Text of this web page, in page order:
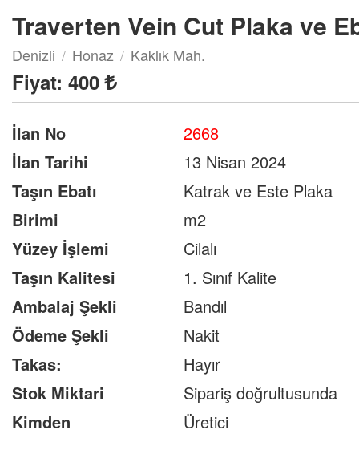
Traverten Vein Cut Plaka ve
Denizli Honaz Kaklık Mah.
Fiyat: 400
İlan No
2668
İlan Tarihi
13 Nisan 2024
Taşın Ebatı
Katrak ve Este Plaka
Birimi
m2
Yüzey İşlemi
Cilalı
Taşın Kalitesi
1. Sınıf Kalite
Ambalaj Şekli
Bandıl
Ödeme Şekli
Nakit
Takas:
Hayır
Stok Miktari
Sipariş doğrultusunda
Kimden
Üretici